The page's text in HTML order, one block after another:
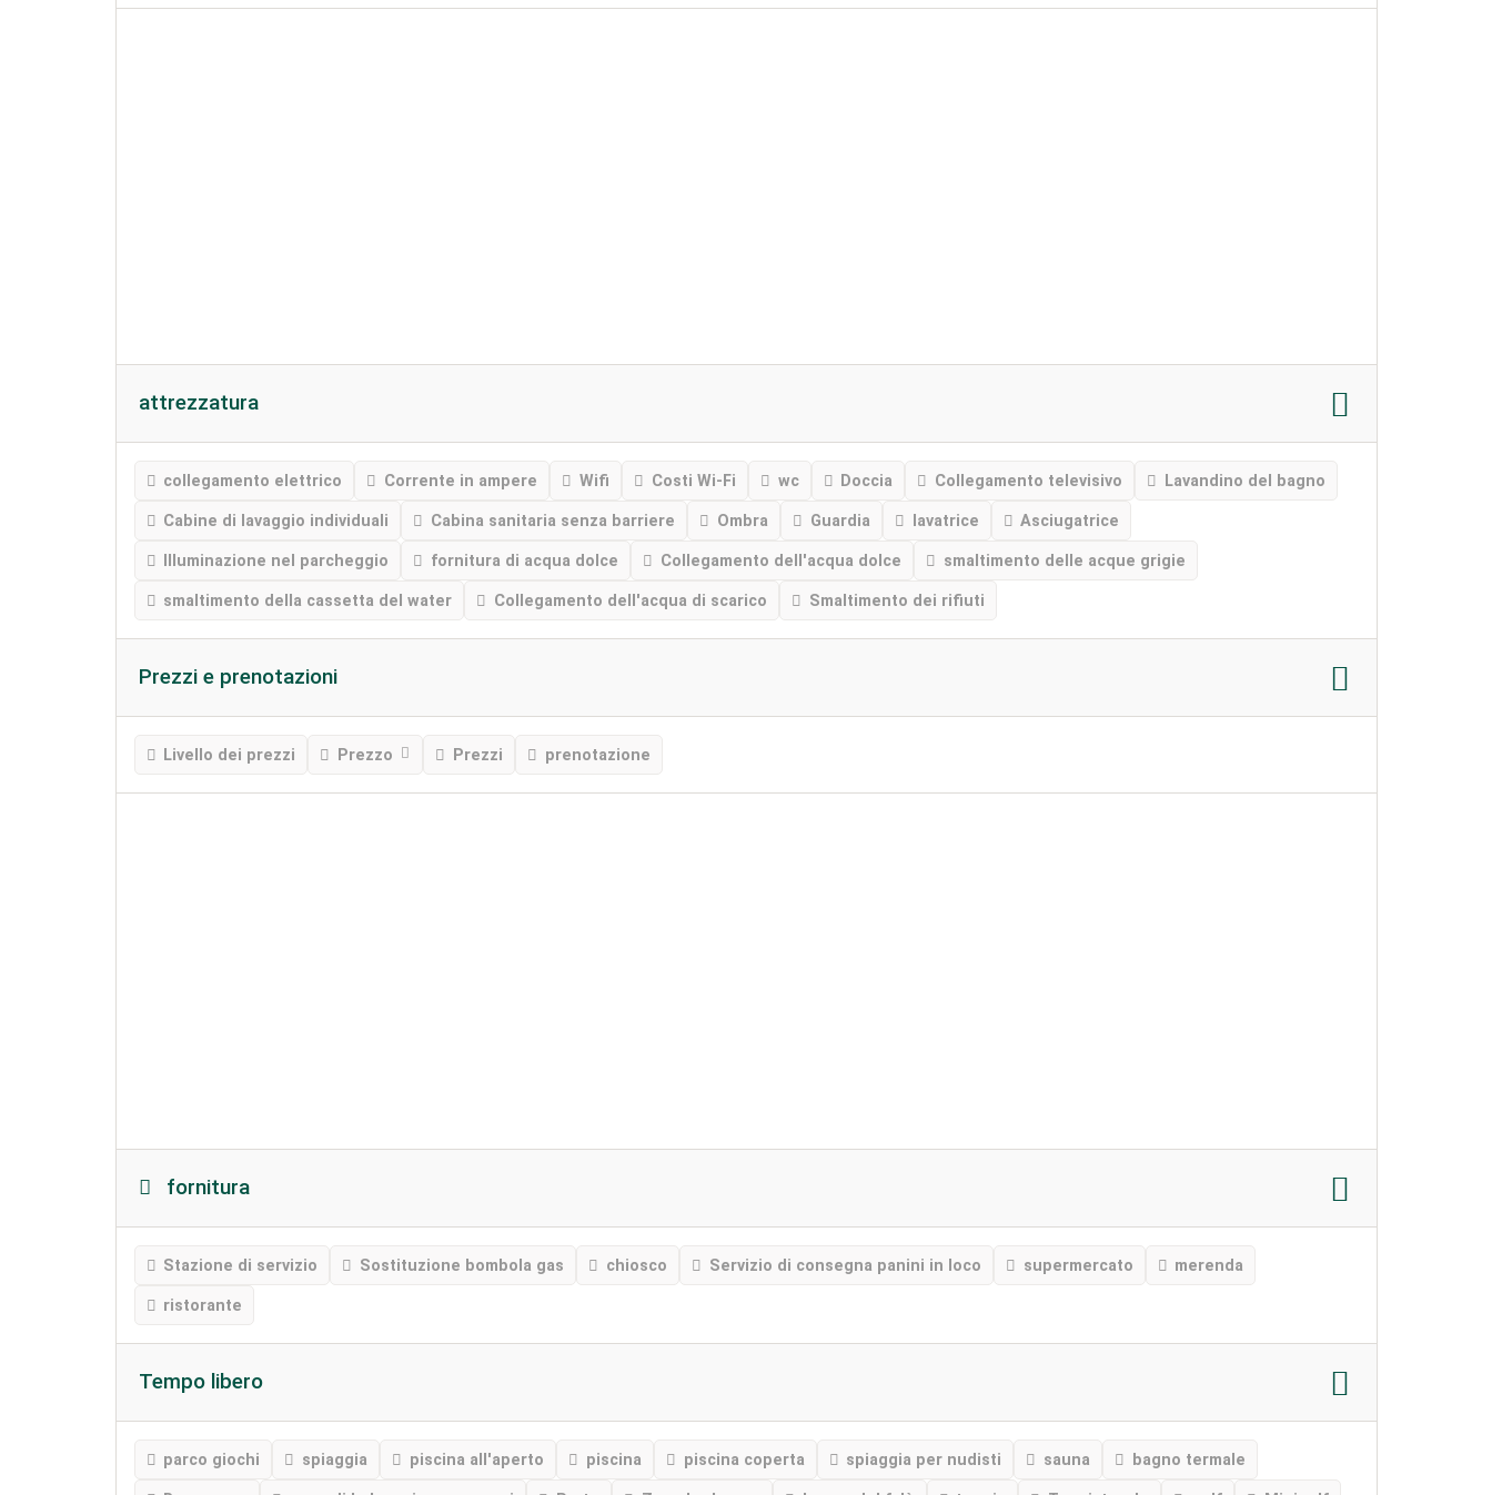
attrezzatura
collegamento elettrico Corrente in ampere Wifi Costi Wi-Fi wc Doccia Collegamento televisivo Lavandino del bagno
Cabine di lavaggio individuali Cabina sanitaria senza barriere Ombra Guardia lavatrice Asciugatrice
Illuminazione nel parcheggio fornitura di acqua dolce Collegamento dell'acqua dolce smaltimento delle acque grigie
smaltimento della cassetta del water Collegamento dell'acqua di scarico Smaltimento dei rifiuti
Prezzi e prenotazioni
Livello dei prezzi Prezzo Prezzi prenotazione
fornitura
Stazione di servizio Sostituzione bombola gas chiosco Servizio di consegna panini in loco supermercato merenda
ristorante
Tempo libero
parco giochi spiaggia piscina all'aperto piscina piscina coperta spiaggia per nudisti sauna bagno termale